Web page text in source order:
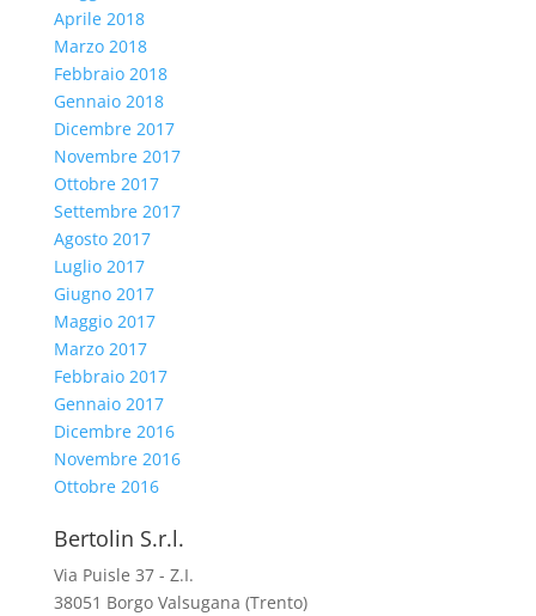
Aprile 2018
Marzo 2018
Febbraio 2018
Gennaio 2018
Dicembre 2017
Novembre 2017
Ottobre 2017
Settembre 2017
Agosto 2017
Luglio 2017
Giugno 2017
Maggio 2017
Marzo 2017
Febbraio 2017
Gennaio 2017
Dicembre 2016
Novembre 2016
Ottobre 2016
Bertolin S.r.l.
Via Puisle 37 - Z.I.
38051 Borgo Valsugana (Trento)